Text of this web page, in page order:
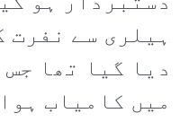
ہیلری سے نفرت
دیا گیا تھا
میں کامیاب